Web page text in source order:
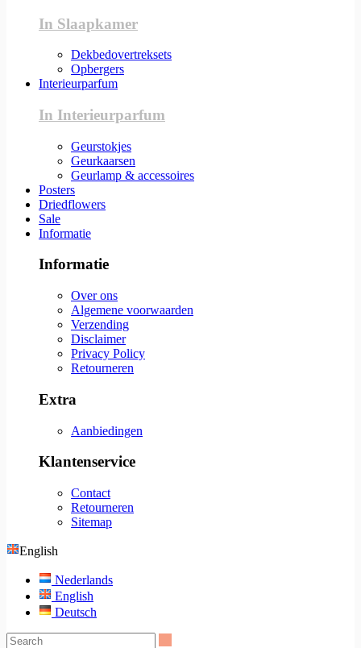
In Slaapkamer
Dekbedovertreksets
Opbergers
Interieurparfum
In Interieurparfum
Geurstokjes
Geurkaarsen
Geurlamp & accessoires
Posters
Driedflowers
Sale
Informatie
Informatie
Over ons
Algemene voorwaarden
Verzending
Disclaimer
Privacy Policy
Retourneren
Extra
Aanbiedingen
Klantenservice
Contact
Retourneren
Sitemap
English
Nederlands
English
Deutsch